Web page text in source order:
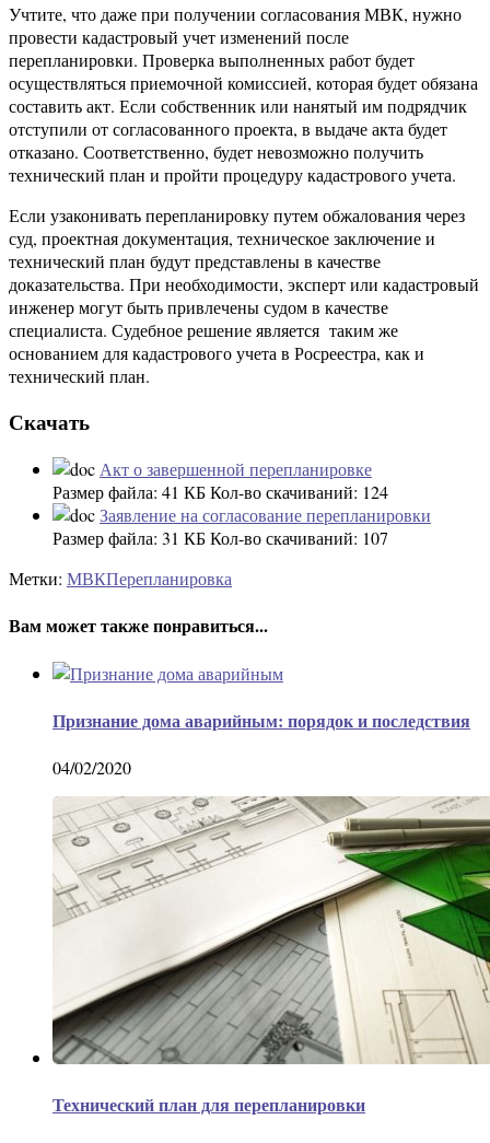
Учтите, что даже при получении согласования МВК, нужно
провести кадастровый учет изменений после
перепланировки. Проверка выполненных работ будет
осуществляться приемочной комиссией, которая будет обязана
составить акт. Если собственник или нанятый им подрядчик
отступили от согласованного проекта, в выдаче акта будет
отказано. Соответственно, будет невозможно получить
технический план и пройти процедуру кадастрового учета.
Если узаконивать перепланировку путем обжалования через
суд, проектная документация, техническое заключение и
технический план будут представлены в качестве
доказательства. При необходимости, эксперт или кадастровый
инженер могут быть привлечены судом в качестве
специалиста. Судебное решение является таким же
основанием для кадастрового учета в Росреестра, как и
технический план.
Скачать
Акт о завершенной перепланировке
Размер файла: 41 КБКол-во скачиваний: 124
Заявление на согласование перепланировки
Размер файла: 31 КБКол-во скачиваний: 107
Метки: МВКПерепланировка
Вам может также понравиться...
Признание дома аварийным: порядок и последствия
04/02/2020
Технический план для перепланировки